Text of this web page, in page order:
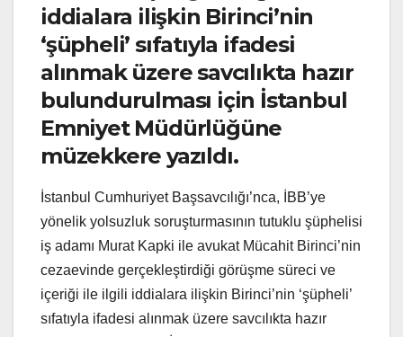
iddialara ilişkin Birinci’nin
‘şüpheli’ sıfatıyla ifadesi
alınmak üzere savcılıkta hazır
bulundurulması için İstanbul
Emniyet Müdürlüğüne
müzekkere yazıldı.
İstanbul Cumhuriyet Başsavcılığı’nca, İBB’ye
yönelik yolsuzluk soruşturmasının tutuklu şüphelisi
iş adamı Murat Kapki ile avukat Mücahit Birinci’nin
cezaevinde gerçekleştirdiği görüşme süreci ve
içeriği ile ilgili iddialara ilişkin Birinci’nin ‘şüpheli’
sıfatıyla ifadesi alınmak üzere savcılıkta hazır